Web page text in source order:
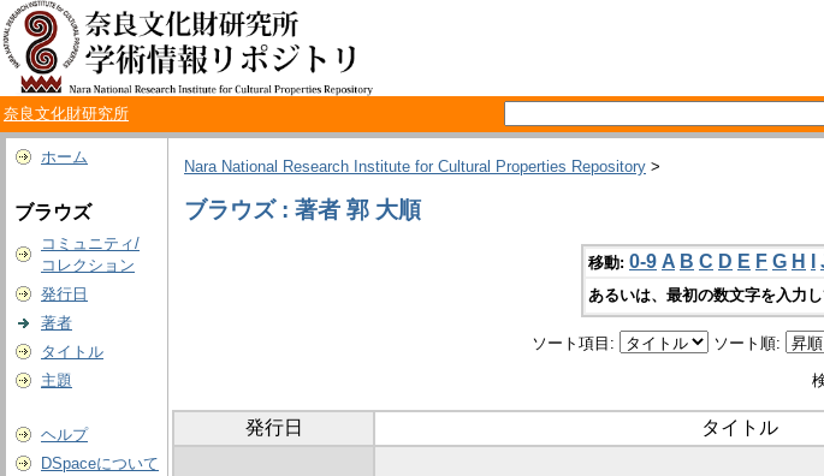
奈良文化財研究所
ホーム
ブラウズ
コミュニティ/
コレクション
発行日
著者
タイトル
主題
ヘルプ
DSpaceについて
Nara National Research Institute for Cultural Properties Repository >
ブラウズ : 著者 郭 大順
移動: 0-9 A B C D E F G H
あるいは、最初の数文字を入力
ソート項目: ソート順:
発行日 タイトル